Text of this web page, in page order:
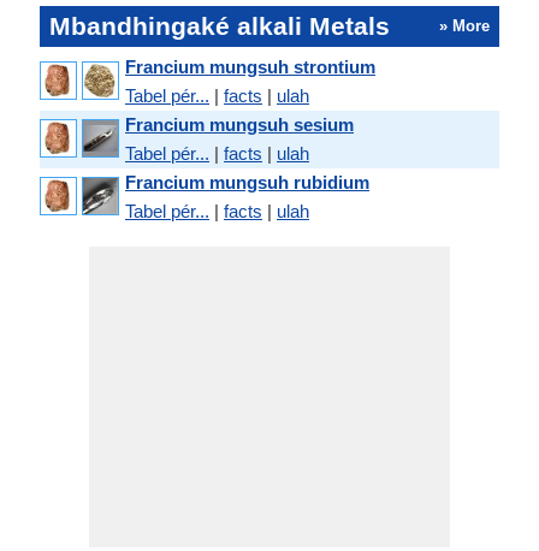
Mbandhingaké alkali Metals » More
Francium mungsuh strontium
Tabel pér... | facts | ulah
Francium mungsuh sesium
Tabel pér... | facts | ulah
Francium mungsuh rubidium
Tabel pér... | facts | ulah